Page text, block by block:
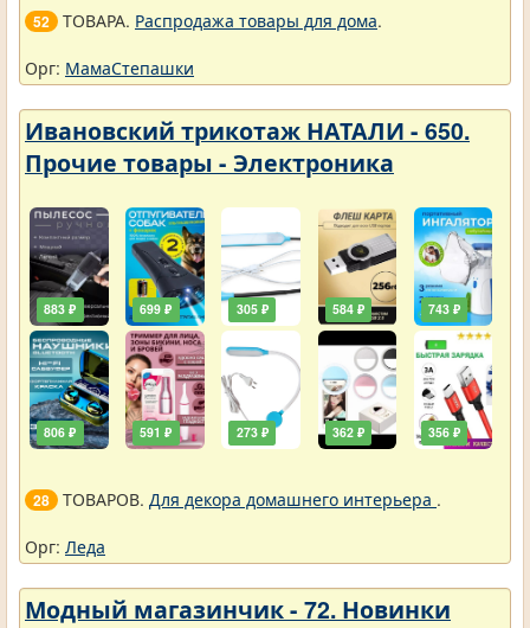
52 ТОВАРА. Распродажа товары для дома.
Орг: МамаСтепашки
Ивановский трикотаж НАТАЛИ - 650.
Прочие товары - Электроника
883 ₽
806 ₽
699 ₽
591 ₽
305 ₽
273 ₽
584 ₽
362 ₽
743 ₽
356 ₽
28 ТОВАРОВ. Для декора домашнего интерьера .
Орг: Леда
Модный магазинчик - 72. Новинки